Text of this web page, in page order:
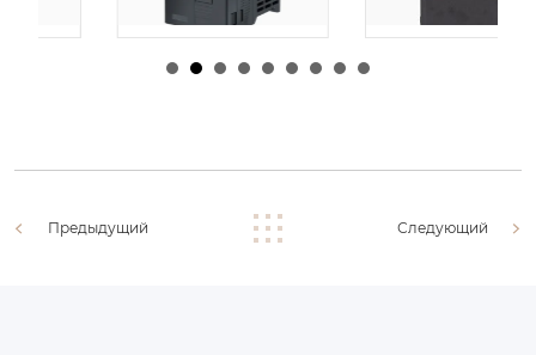
由 admin |30 1 月,
2026
由 admin |29 1 月,
Предыдущий Следующий